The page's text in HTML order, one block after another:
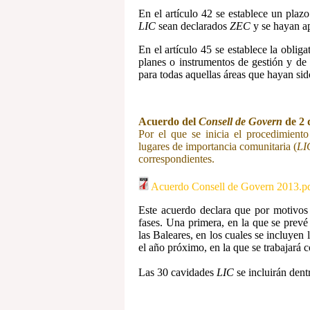
En el artículo 42 se establece un
LIC sean declarados ZEC y se hayan
En el artículo 45 se establece la
planes o instrumentos de gestión y
para todas aquellas áreas que hayan
Acuerdo del Consell de Govern de 2
Por el que se inicia el
lugares de importancia comunitaria (
correspondientes.
Acuerdo Consell de Govern
Este acuerdo declara que por
fases. Una primera, en la que se
las Baleares, en los cuales se
el año próximo, en la que se trabajará
Las 30 cavidades LIC se incluirán